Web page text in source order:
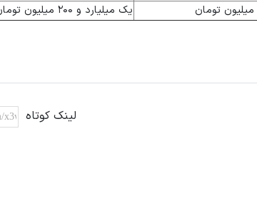
یک میلیارد و ۲۰۰ میلیون تومان
لینک کوتاه